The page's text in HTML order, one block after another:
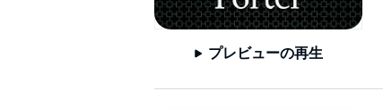
プレビューの再生